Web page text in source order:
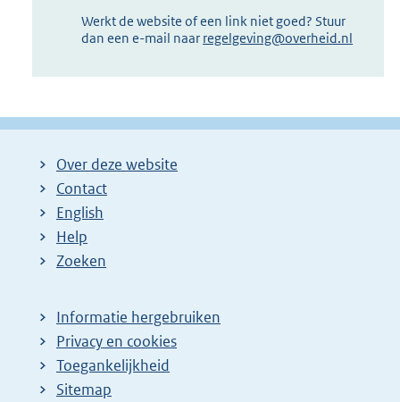
Werkt de website of een link niet goed? Stuur
dan een e-mail naar regelgeving@overheid.nl
Over deze website
Contact
English
Help
Zoeken
Informatie hergebruiken
Privacy en cookies
Toegankelijkheid
Sitemap